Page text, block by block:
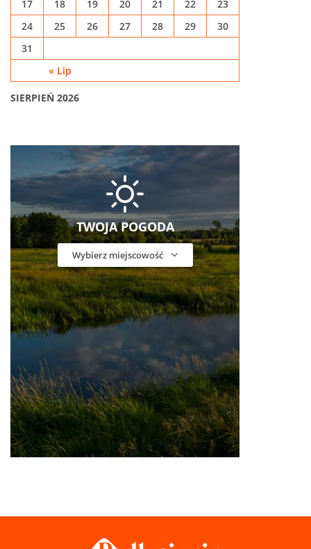
SIERPIEŃ 2026
« Lip
17
18 19 20 21 22
23
24
25 26 27 28 29
30
31
TWOJA POGODA
Wybierz miejscowość